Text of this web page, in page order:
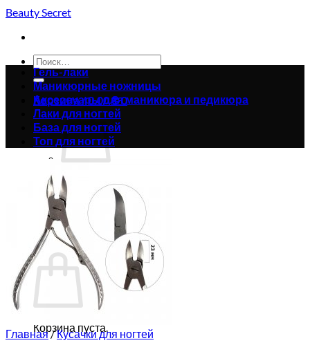
Skip
content
Beauty Secret
Искать:
Корзина /0.00₴0
Корзина пуста.
Вернуться в магазин
Корзина
Корзина пуста.
Гель-лаки
Маникюрные ножницы
Аксессуары для маникюра и педикюра
Лаки для ногтей
База для ногтей
Топ для ногтей
Главная/ Кусачки для ногтей